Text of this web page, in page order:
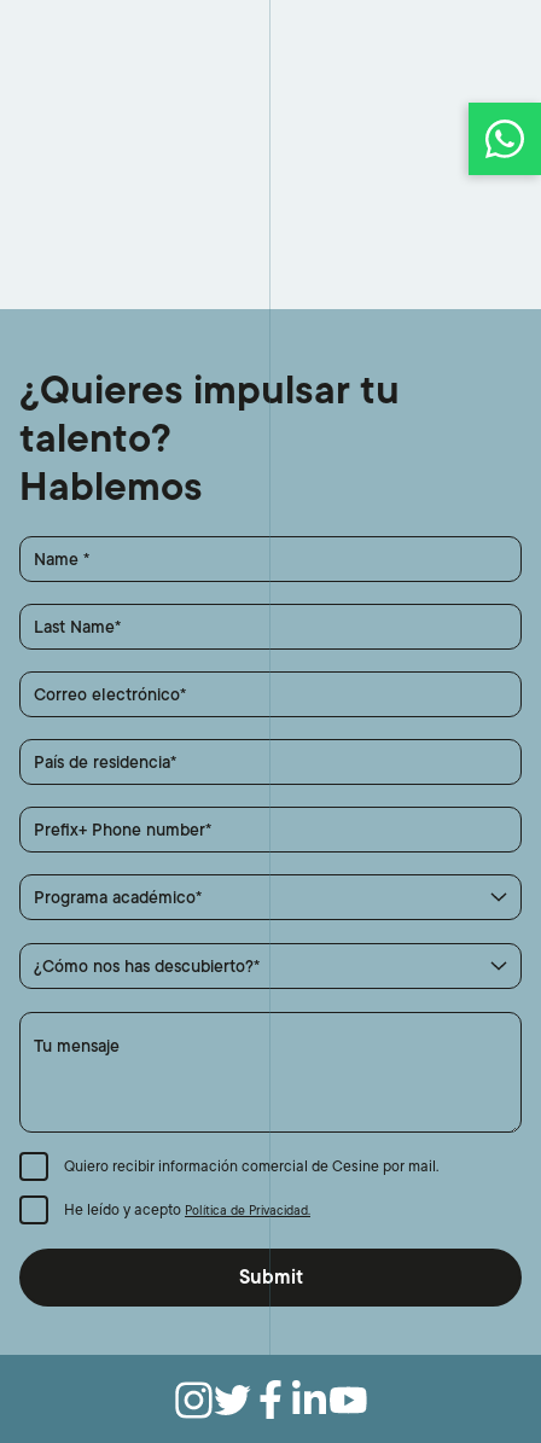
¿Quieres impulsar tu
talento?
Hablemos
Name
Last Name
Correo electrónico
País de residencia
Prefix+ Phone number
Programa académico
¿Cómo nos has descubierto?
Tu mensaje
Quiero recibir información comercial de Cesine por mail.
He leído y acepto Política de Privacidad.